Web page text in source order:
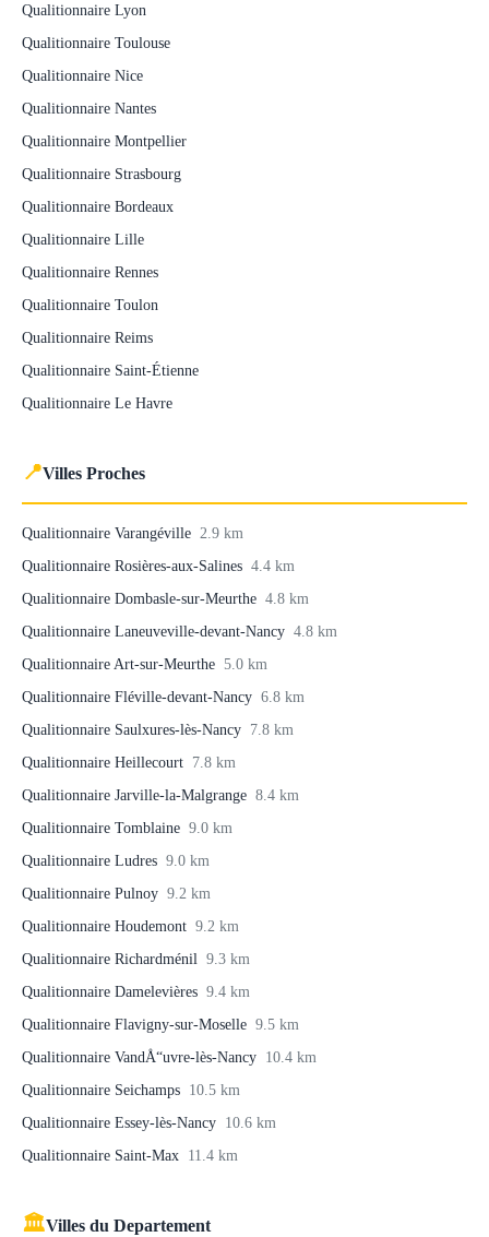
Qualitionnaire Lyon
Qualitionnaire Toulouse
Qualitionnaire Nice
Qualitionnaire Nantes
Qualitionnaire Montpellier
Qualitionnaire Strasbourg
Qualitionnaire Bordeaux
Qualitionnaire Lille
Qualitionnaire Rennes
Qualitionnaire Toulon
Qualitionnaire Reims
Qualitionnaire Saint-Étienne
Qualitionnaire Le Havre
📍Villes Proches
Qualitionnaire Varangéville 2.9 km
Qualitionnaire Rosières-aux-Salines 4.4 km
Qualitionnaire Dombasle-sur-Meurthe 4.8 km
Qualitionnaire Laneuveville-devant-Nancy 4.8 km
Qualitionnaire Art-sur-Meurthe 5.0 km
Qualitionnaire Fléville-devant-Nancy 6.8 km
Qualitionnaire Saulxures-lès-Nancy 7.8 km
Qualitionnaire Heillecourt 7.8 km
Qualitionnaire Jarville-la-Malgrange 8.4 km
Qualitionnaire Tomblaine 9.0 km
Qualitionnaire Ludres 9.0 km
Qualitionnaire Pulnoy 9.2 km
Qualitionnaire Houdemont 9.2 km
Qualitionnaire Richardménil 9.3 km
Qualitionnaire Damelevières 9.4 km
Qualitionnaire Flavigny-sur-Moselle 9.5 km
Qualitionnaire VandÅ“uvre-lès-Nancy 10.4 km
Qualitionnaire Seichamps 10.5 km
Qualitionnaire Essey-lès-Nancy 10.6 km
Qualitionnaire Saint-Max 11.4 km
🏛Villes du Departement